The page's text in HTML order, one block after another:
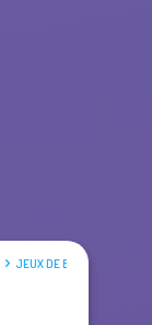
JEUX DE BILLARD